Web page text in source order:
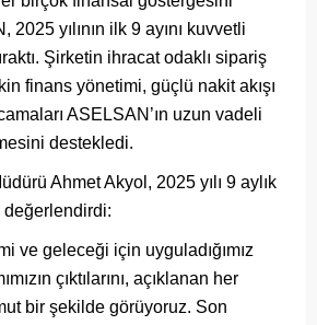
yılının ilk 9 ayını kuvvetli
Şirketin ihracat odaklı sipariş
finans yönetimi, güçlü nakit akışı
ASELSAN’ın uzun vadeli
destekledi.
Ahmet Akyol, 2025 yılı 9 aylık
değerlendirdi:
ve geleceği için uyguladığımız
çıktılarını, açıklanan her
bir şekilde görüyoruz. Son